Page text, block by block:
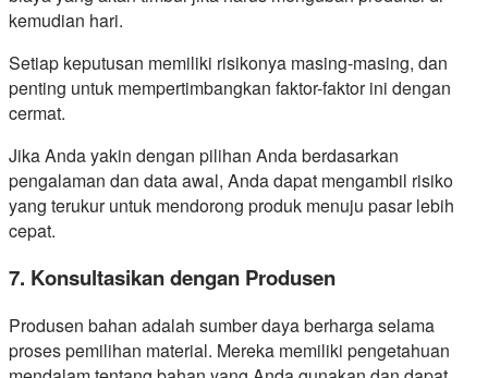
kemudian hari.
Setiap keputusan memiliki risikonya masing-masing, dan
penting untuk mempertimbangkan faktor-faktor ini dengan
cermat.
Jika Anda yakin dengan pilihan Anda berdasarkan
pengalaman dan data awal, Anda dapat mengambil risiko
yang terukur untuk mendorong produk menuju pasar lebih
cepat.
7. Konsultasikan dengan Produsen
Produsen bahan adalah sumber daya berharga selama
proses pemilihan material. Mereka memiliki pengetahuan